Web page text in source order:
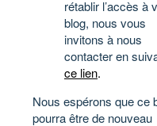
rétablir l’accès à
blog, nous vous
invitons à nous
contacter en
ce lien.
Nous espérons que ce
pourra être de nouveau